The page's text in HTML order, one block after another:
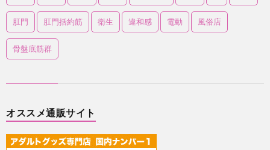
肛門 肛門括約筋 衛生 違和感 電動 風俗店
骨盤底筋群
オススメ通販サイト